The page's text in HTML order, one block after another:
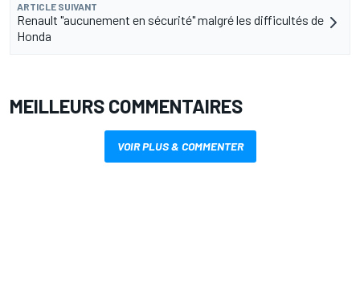
ARTICLE SUIVANT
Renault "aucunement en sécurité" malgré les difficultés de
Honda
MEILLEURS COMMENTAIRES
VOIR PLUS & COMMENTER